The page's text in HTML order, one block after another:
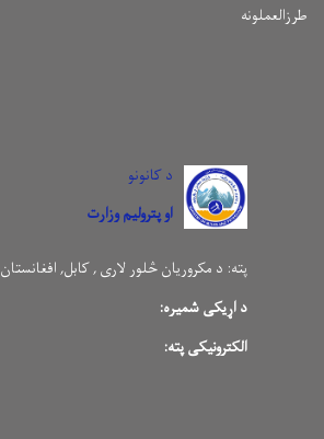
طرزالعملونه
د کانونو
او پترولیم وزارت
پته: د مکروریان څلور لاری , کابل, افغانستان
د اړیکی شمیره:
الکترونیکی پته: